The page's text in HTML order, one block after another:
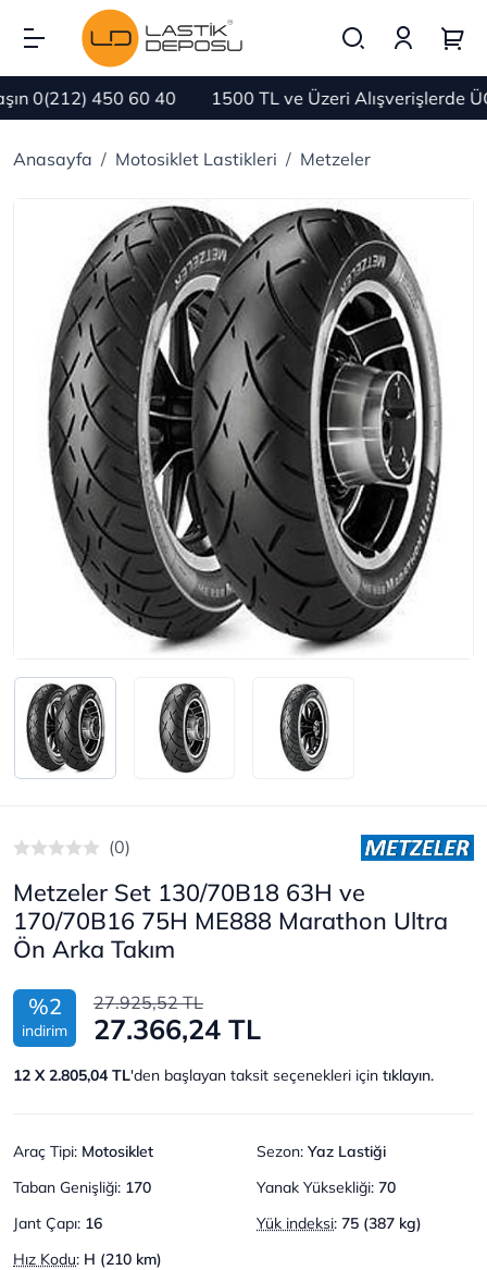
0(212) 450 60 40 1500 TL ve Üzeri Alışverişlerde
Anasayfa Motosiklet Lastikleri Metzeler
(0)
Metzeler Set 130/70B18 63H ve
170/70B16 75H ME888 Marathon Ultra
Ön Arka Takım
%2
indirim
27.925,52 TL
27.366,24 TL
12 X 2.805,04 TL'den başlayan taksit seçenekleri için tıklayın.
Araç Tipi: Motosiklet Sezon: Yaz Lastiği
Taban Genişliği: 170 Yanak Yüksekliği: 70
Jant Çapı: 16 Yük indeksi: 75 (387 kg)
Hız Kodu: H (210 km)